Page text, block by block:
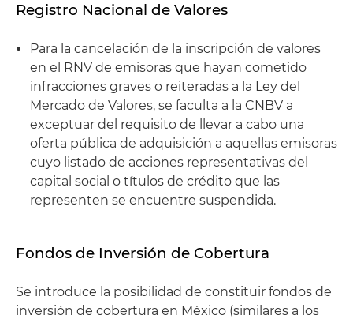
Registro Nacional de Valores
Para la cancelación de la inscripción de valores
en el RNV de emisoras que hayan cometido
infracciones graves o reiteradas a la Ley del
Mercado de Valores, se faculta a la CNBV a
exceptuar del requisito de llevar a cabo una
oferta pública de adquisición a aquellas emisoras
cuyo listado de acciones representativas del
capital social o títulos de crédito que las
representen se encuentre suspendida.
Fondos de Inversión de Cobertura
Se introduce la posibilidad de constituir fondos de
inversión de cobertura en México (similares a los